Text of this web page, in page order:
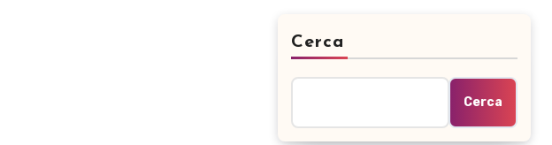
Cerca
Cerca